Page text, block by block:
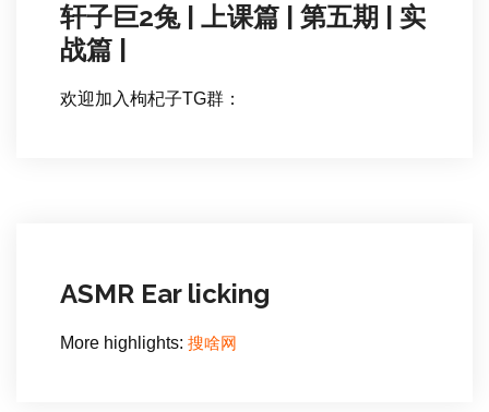
轩子巨2兔 | 上课篇 | 第五期 | 实
战篇 |
欢迎加入枸杞子TG群：
ASMR Ear licking
More highlights: 搜啥网